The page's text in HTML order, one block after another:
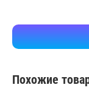
Похожие